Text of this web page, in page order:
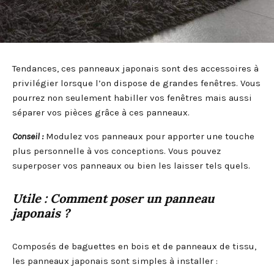
Tendances, ces panneaux japonais sont des accessoires à
privilégier lorsque l’on dispose de grandes fenêtres. Vous
pourrez non seulement habiller vos fenêtres mais aussi
séparer vos pièces grâce à ces panneaux.
Conseil :Modulez vos panneaux pour apporter une touche
plus personnelle à vos conceptions. Vous pouvez
superposer vos panneaux ou bien les laisser tels quels.
Utile : Comment poser un panneau
japonais ?
Composés de baguettes en bois et de panneaux de tissu,
les panneaux japonais sont simples à installer :